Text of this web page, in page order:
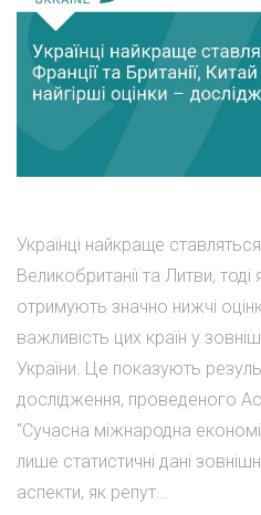
Українці найкраще
Великобританії та Литви,
отримують значно нижчі
важливість цих країн у
України. Це показують
дослідження, проведеного
"Сучасна міжнародна
лише статистичні дані
аспекти, як репут...